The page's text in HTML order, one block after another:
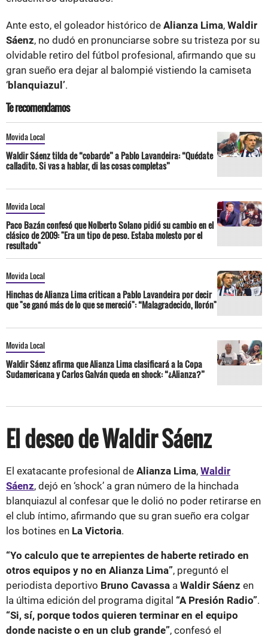
Ante esto, el goleador histórico de Alianza Lima, Waldir
Sáenz, no dudó en pronunciarse sobre su tristeza por su
olvidable retiro del fútbol profesional, afirmando que su
gran sueño era dejar al balompié vistiendo la camiseta
‘blanquiazul’.
Te recomendamos
Movida Local
Waldir Sáenz tilda de “cobarde” a Pablo Lavandeira: “Quédate
calladito. Si vas a hablar, di las cosas completas”
Movida Local
Paco Bazán confesó que Nolberto Solano pidió su cambio en el
clásico de 2009: "Era un tipo de peso. Estaba molesto por el
resultado"
Movida Local
Hinchas de Alianza Lima critican a Pablo Lavandeira por decir
que "se ganó más de lo que se mereció": “Malagradecido, llorón"
Movida Local
Waldir Sáenz afirma que Alianza Lima clasificará a la Copa
Sudamericana y Carlos Galván queda en shock: “¿Alianza?”
El deseo de Waldir Sáenz
El exatacante profesional de Alianza Lima, Waldir
Sáenz, dejó en ‘shock’ a gran número de la hinchada
blanquiazul al confesar que le dolió no poder retirarse en
el club íntimo, afirmando que su gran sueño era colgar
los botines en La Victoria.
“Yo calculo que te arrepientes de haberte retirado en
otros equipos y no en Alianza Lima”, preguntó el
periodista deportivo Bruno Cavassa a Waldir Sáenz en
la última edición del programa digital “A Presión Radio”.
“Si, sí, porque todos quieren terminar en el equipo
donde naciste o en un club grande”, confesó el